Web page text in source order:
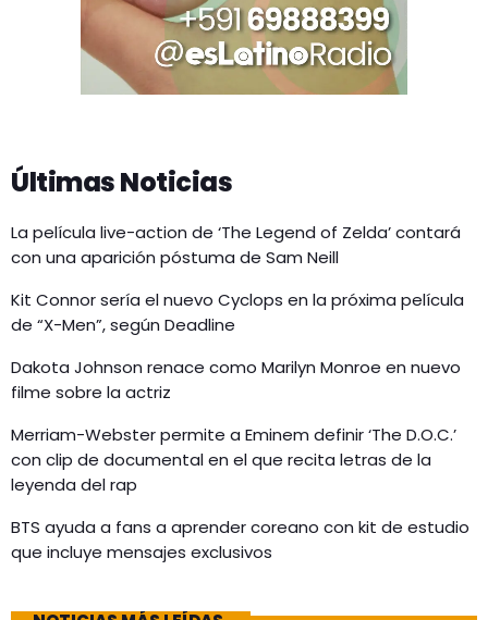
Últimas Noticias
La película live-action de ‘The Legend of Zelda’ contará
con una aparición póstuma de Sam Neill
Kit Connor sería el nuevo Cyclops en la próxima película
de “X-Men”, según Deadline
Dakota Johnson renace como Marilyn Monroe en nuevo
filme sobre la actriz
Merriam-Webster permite a Eminem definir ‘The D.O.C.’
con clip de documental en el que recita letras de la
leyenda del rap
BTS ayuda a fans a aprender coreano con kit de estudio
que incluye mensajes exclusivos